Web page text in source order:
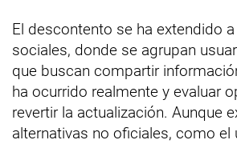
El descontento se ha extendido
sociales, donde se agrupan
que buscan compartir
ha ocurrido realmente y evaluar
revertir la actualización. Aunque
alternativas no oficiales, como el